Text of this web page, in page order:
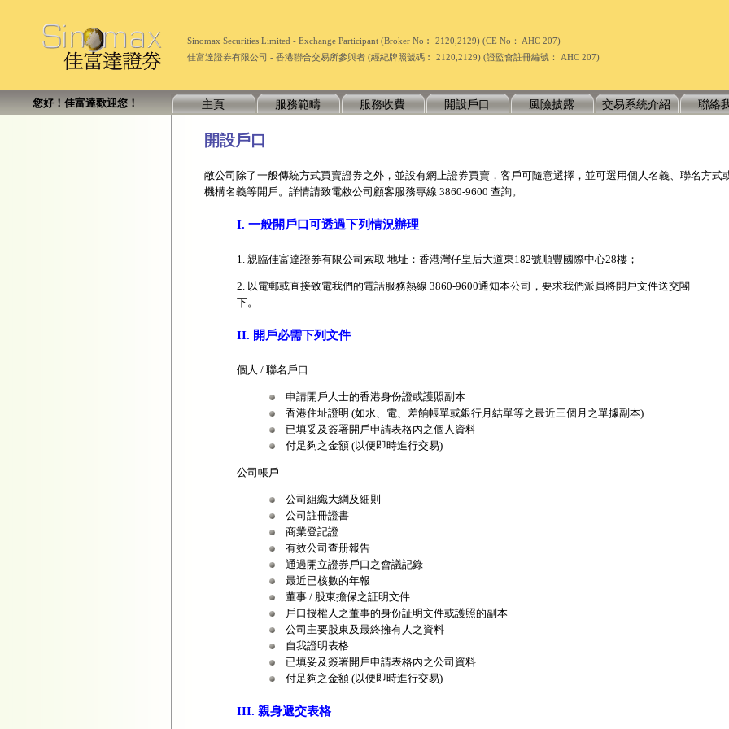
Sinomax Securities Limited - Exchange Participant (Broker No︰ 2120,2129) (CE No： AHC 207)
佳富達證券有限公司 - 香港聯合交易所參與者 (經紀牌照號碼︰ 2120,2129) (證監會註冊編號： AHC 207)
您好！佳富達歡迎您！ 主頁 服務範疇 服務收費 開設戶口 風險披露 交易系統介紹 聯絡
開設戶口
敝公司除了一般傳統方式買賣證券之外，並設有網上證券買賣，客戶可隨意選擇，並可選用個人名義、聯名方式
機構名義等開戶。詳情請致電敝公司顧客服務專線 3860-9600 查詢。
I. 一般開戶口可透過下列情況辦理
1. 親臨佳富達證券有限公司索取 地址：香港灣仔皇后大道東182號順豐國際中心28樓；
2. 以電郵或直接致電我們的電話服務熱線 3860-9600通知本公司，要求我們派員將開戶文件送交閣
下。
II. 開戶必需下列文件
個人 / 聯名戶口
申請開戶人士的香港身份證或護照副本
香港住址證明 (如水、電、差餉帳單或銀行月結單等之最近三個月之單據副本)
已填妥及簽署開戶申請表格內之個人資料
付足夠之金額 (以便即時進行交易)
公司帳戶
公司組織大綱及細則
公司註冊證書
商業登記證
有效公司查册報告
通過開立證券戶口之會議記錄
最近已核數的年報
董事 / 股東擔保之証明文件
戶口授權人之董事的身份証明文件或護照的副本
公司主要股東及最終擁有人之資料
自我證明表格
已填妥及簽署開戶申請表格內之公司資料
付足夠之金額 (以便即時進行交易)
III. 親身遞交表格